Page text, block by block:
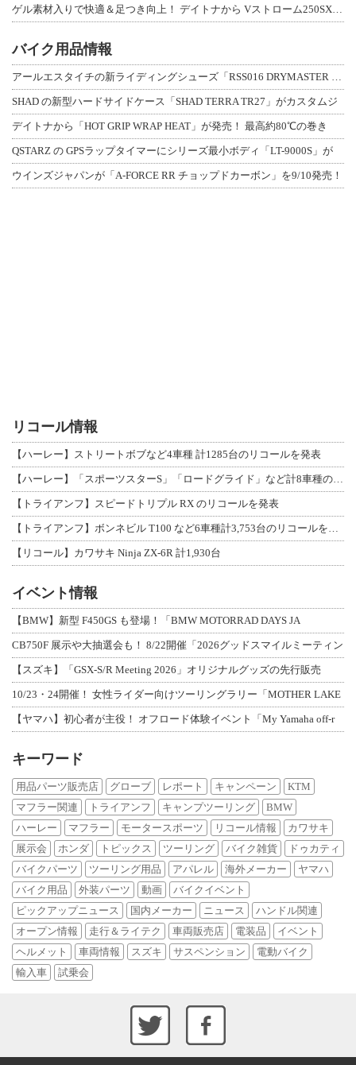
バイク用品情報
SHAD の新型ハードサイドケース「SHAD TERRA TR27」がカスタムジ
デイトナから「HOT GRIP WRAP HEAT」が発売！ 最高約80℃の巻き
QSTARZ の GPSラップタイマーにシリーズ最小ボディ「LT-9000S」が
ウインズジャパンが「A-FORCE RR チョップドカーボン」を9/10発売！
リコール情報
【ハーレー】ストリートボブなど4車種 計1285台のリコールを発表
【トライアンフ】スピードトリプル RX のリコールを発表
【リコール】カワサキ Ninja ZX-6R 計1,930台
イベント情報
【BMW】新型 F450GS も登場！「BMW MOTORRAD DAYS JA
CB750F 展示や大抽選会も！ 8/22開催「2026グッドスマイルミーティン
【スズキ】「GSX-S/R Meeting 2026」オリジナルグッズの先行販売
10/23・24開催！ 女性ライダー向けツーリングラリー「MOTHER LAKE
【ヤマハ】初心者が主役！ オフロード体験イベント「My Yamaha off-r
キーワード
用品パーツ販売店 グローブ レポート キャンペーン
KTM
マフラー関連
トライアンフ キャンプツーリング
BMW
ハーレー
マフラー モータースポーツ リコール情報
カワサキ
展示会
ホンダ トピックス ツーリング バイク雑貨
ドゥカティ
バイクパーツ
ツーリング用品 アパレル 海外メーカー
ヤマハ
バイク用品
外装パーツ 動画
バイクイベント
ピックアップニュース
国内メーカー ニュース
ハンドル関連
オープン情報
走行＆ライテク 車両販売店 電装品
イベント
ヘルメット
車両情報 スズキ サスペンション
電動バイク
輸入車
試乗会